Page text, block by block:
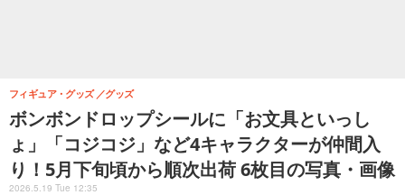
ボンボンドロップシールに「お文具といっし
ょ」「コジコジ」など4キャラクターが仲間入
り！5月下旬頃から順次出荷 6枚目の写真・画像
フィギュア・グッズ グッズ
2026.5.19 Tue 12:35